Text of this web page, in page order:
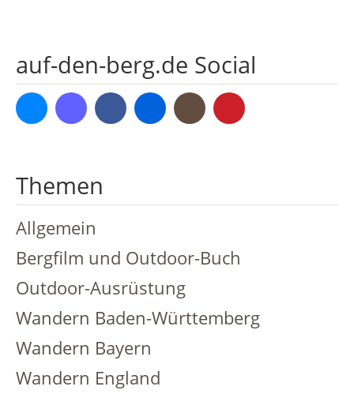
auf-den-berg.de Social
Bluesky MastodonFacebookFlickr Instagram
Themen
Allgemein
Bergfilm und Outdoor-Buch
Outdoor-Ausrüstung
Wandern Baden-Württemberg
Wandern Bayern
Wandern England